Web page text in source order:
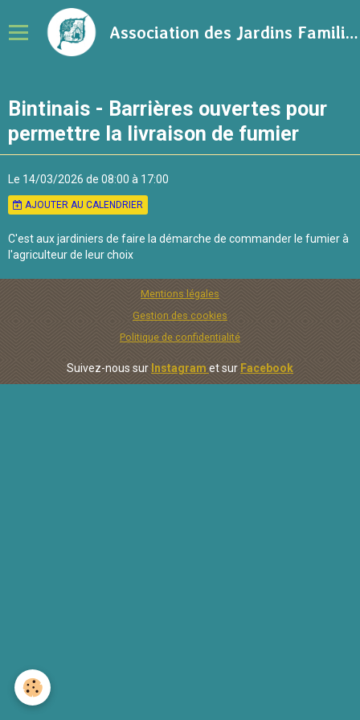
Association des Jardins Familiaux de la Ville de Rennes
Calendrier
Ressources sur le jardinage
Blog
Contact
Bintinais - Barrières ouvertes pour
permettre la livraison de fumier
Le 14/03/2026 de 08:00 à 17:00
AJOUTER AU CALENDRIER
C'est aux jardiniers de faire la démarche de commander le fumier à
l'agriculteur de leur choix
Mentions légales
Gestion des cookies
Politique de confidentialité
Suivez-nous sur Instagram et sur Facebook